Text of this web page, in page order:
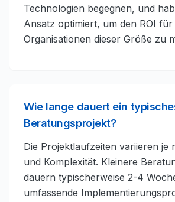
Technologien begegnen, und
Ansatz optimiert, um den ROI für
Organisationen dieser Größe zu
Wie lange dauert ein
Beratungsprojekt?
Die Projektlaufzeiten variieren je
und Komplexität. Kleinere
dauern typischerweise 2-4
umfassende